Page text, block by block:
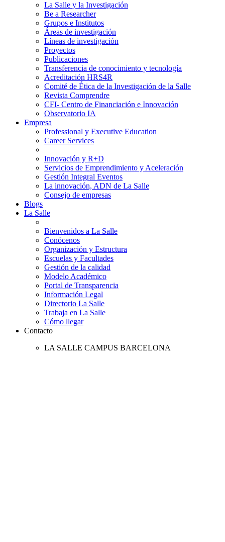
La Salle y la Investigación
Be a Researcher
Grupos e Institutos
Áreas de investigación
Líneas de investigación
Proyectos
Publicaciones
Transferencia de conocimiento y tecnología
Acreditación HRS4R
Comité de Ética de la Investigación de la Salle
Revista Comprendre
CFI- Centro de Financiación e Innovación
Observatorio IA
Empresa
Professional y Executive Education
Career Services
Innovación y R+D
Servicios de Emprendimiento y Aceleración
Gestión Integral Eventos
La innovación, ADN de La Salle
Consejo de empresas
Blogs
La Salle
Bienvenidos a La Salle
Conócenos
Organización y Estructura
Escuelas y Facultades
Gestión de la calidad
Modelo Académico
Portal de Transparencia
Información Legal
Directorio La Salle
Trabaja en La Salle
Cómo llegar
Contacto
LA SALLE CAMPUS BARCELONA